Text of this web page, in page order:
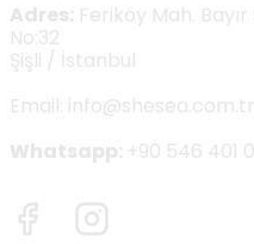
Adres: Feriköy Mah. Bayır
No:32
Şişli / İstanbul
Email: info@shesea.com.tr
Whatsapp: +90 546 401